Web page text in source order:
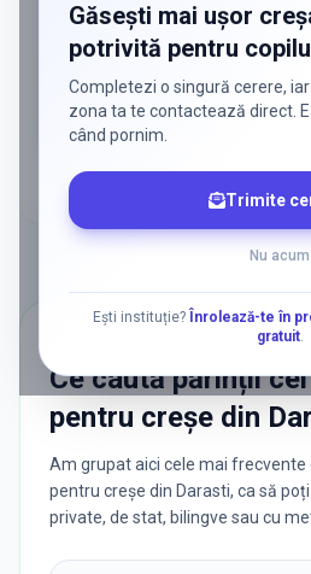
Găsești mai ușor
potrivită pentru
Completezi o singură cerere,
zona ta te contactează direct.
când pornim.
Trimite
Nu acum
Ești instituție?
Înrolează-te în
gratuit.
cu familiile care au
reclamă generală, fără
Discută despre o
Ce caută părinții
pentru creșe din
Am grupat aici cele mai
pentru creșe din Darasti, ca să
private, de stat, bilingve sau cu